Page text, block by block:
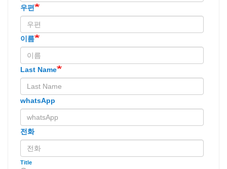
우편
이름
Last Name
whatsApp
전화
Title